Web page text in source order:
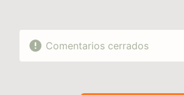
Comentarios cerrados